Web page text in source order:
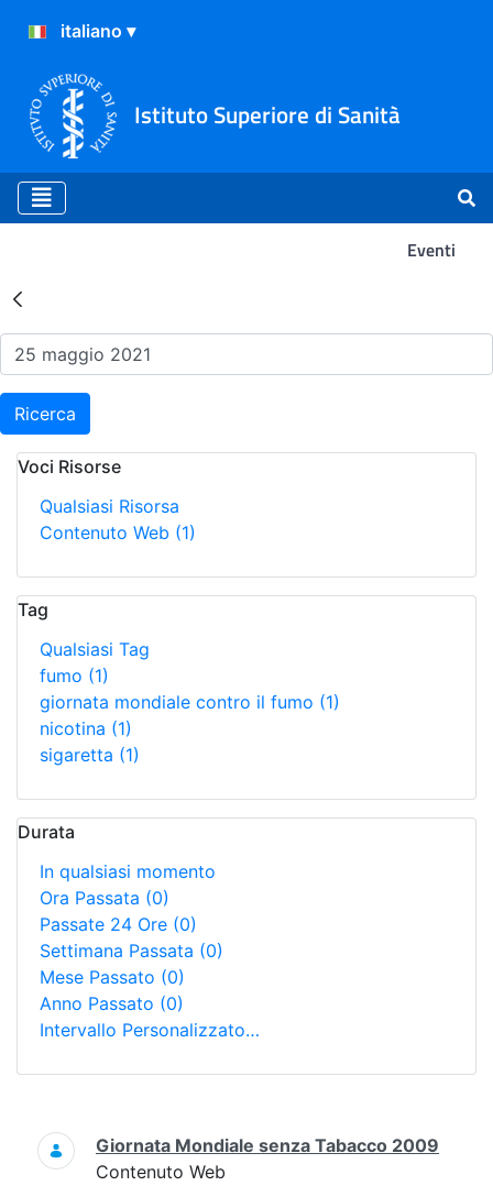
Istituto Superiore di Sanità
Eventi
Risultati della Ricerca -
Ricerca
Voci Risorse
Qualsiasi Risorsa
Contenuto Web (1)
Tag
Qualsiasi Tag
fumo (1)
giornata mondiale contro il fumo (1)
nicotina (1)
sigaretta (1)
Durata
In qualsiasi momento
Ora Passata (0)
Passate 24 Ore (0)
Settimana Passata (0)
Mese Passato (0)
Anno Passato (0)
Intervallo Personalizzato…
Ricerca
Giornata Mondiale senza Tabacco 2009
Contenuto Web